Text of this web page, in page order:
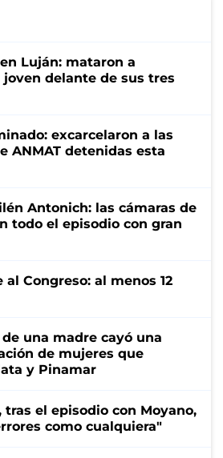
Luján: mataron a
delante de sus tres
excarcelaron a las
ANMAT detenidas esta
Antonich: las cámaras de
todo el episodio con gran
Congreso: al menos 12
una madre cayó una
de mujeres que
y Pinamar
tras el episodio con Moyano,
como cualquiera"